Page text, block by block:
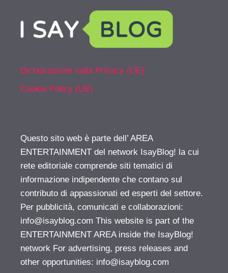
Dichiarazione sulla Privacy (UE)
Cookie Policy (UE)
Questo sito web è parte dell’ AREA
ENTERTAINMENT del network IsayBlog! la cui
rete editoriale comprende siti tematici di
informazione indipendente che contano sul
contributo di appassionati ed esperti del settore.
Per pubblicità, comunicati e collaborazioni:
info@isayblog.com This website is part of the
ENTERTAINMENT AREA inside the IsayBlog!
network For advertising, press releases and
other opportunities: info@isayblog.com